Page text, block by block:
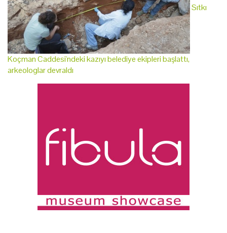
Sıtkı
Koçman Caddesi'ndeki kazıyı belediye ekipleri başlattı,
arkeologlar devraldı